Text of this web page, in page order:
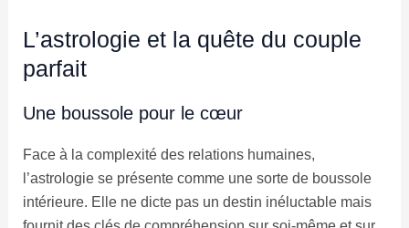
L’astrologie et la quête du couple
parfait
Une boussole pour le cœur
Face à la complexité des relations humaines,
l’astrologie se présente comme une sorte de boussole
intérieure. Elle ne dicte pas un destin inéluctable mais